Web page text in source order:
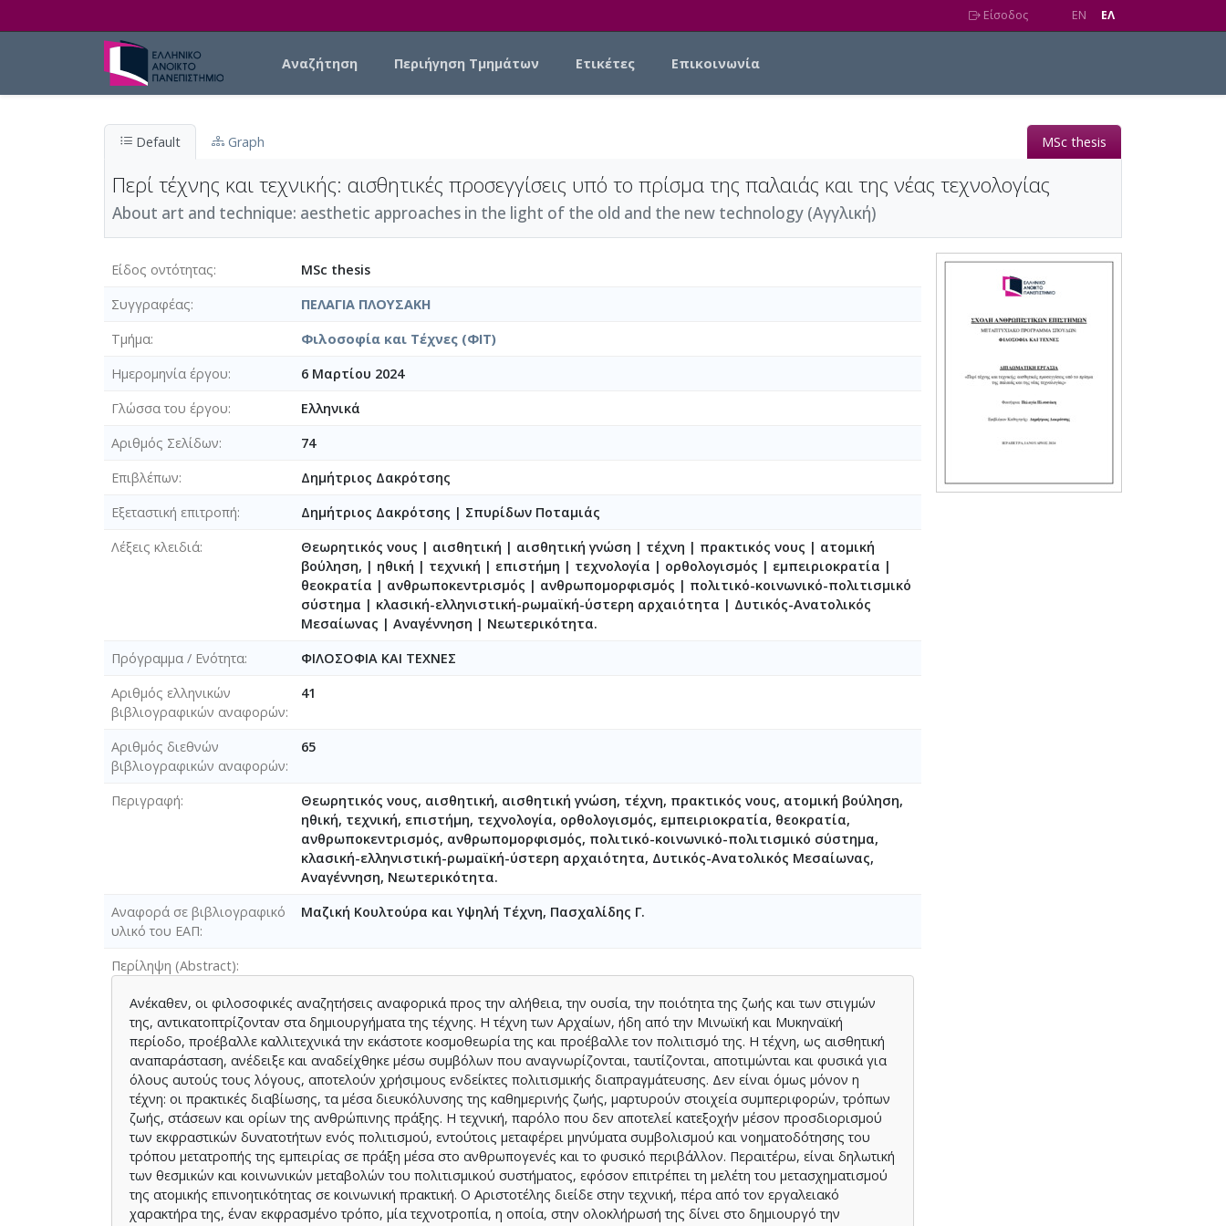
Είσοδος EN EΛ
Αναζήτηση Περιήγηση Τμημάτων Ετικέτες Επικοινωνία
Default Graph MSc thesis
Περί τέχνης και τεχνικής: αισθητικές προσεγγίσεις υπό το πρίσμα της παλαιάς και της νέας τεχνολογίας
About art and technique: aesthetic approaches in the light of the old and the new technology (Αγγλική)
Είδος οντότητας
MSc thesis
Συγγραφέας
ΠΕΛΑΓΙΑ ΠΛΟΥΣΑΚΗ
Τμήμα
Φιλοσοφία και Τέχνες (ΦΙΤ)
Ημερομηνία έργου
6 Μαρτίου 2024
Γλώσσα του έργου
Ελληνικά
Αριθμός Σελίδων
74
Επιβλέπων
Δημήτριος Δακρότσης
Εξεταστική επιτροπή
Δημήτριος Δακρότσης | Σπυρίδων Ποταμιάς
Λέξεις κλειδιά
Θεωρητικός νους | αισθητική | αισθητική γνώση | τέχνη | πρακτικός νους | ατομική
βούληση, | ηθική | τεχνική | επιστήμη | τεχνολογία | ορθολογισμός | εμπειριοκρατία |
θεοκρατία | ανθρωποκεντρισμός | ανθρωπομορφισμός | πολιτικό-κοινωνικό-πολιτισμικό
σύστημα | κλασική-ελληνιστική-ρωμαϊκή-ύστερη αρχαιότητα | Δυτικός-Ανατολικός
Μεσαίωνας | Αναγέννηση | Νεωτερικότητα.
Πρόγραμμα / Ενότητα
ΦΙΛΟΣΟΦΙΑ ΚΑΙ ΤΕΧΝΕΣ
Αριθμός ελληνικών
βιβλιογραφικών αναφορών
41
Αριθμός διεθνών
βιβλιογραφικών αναφορών
65
Περιγραφή
Θεωρητικός νους, αισθητική, αισθητική γνώση, τέχνη, πρακτικός νους, ατομική βούληση,
ηθική, τεχνική, επιστήμη, τεχνολογία, ορθολογισμός, εμπειριοκρατία, θεοκρατία,
ανθρωποκεντρισμός, ανθρωπομορφισμός, πολιτικό-κοινωνικό-πολιτισμικό σύστημα,
κλασική-ελληνιστική-ρωμαϊκή-ύστερη αρχαιότητα, Δυτικός-Ανατολικός Μεσαίωνας,
Αναγέννηση, Νεωτερικότητα.
Αναφορά σε βιβλιογραφικό
υλικό του ΕΑΠ
Μαζική Κουλτούρα και Υψηλή Τέχνη, Πασχαλίδης Γ.
Περίληψη (Abstract)
Ανέκαθεν, οι φιλοσοφικές αναζητήσεις αναφορικά προς την αλήθεια, την ουσία, την ποιότητα της ζωής και των στιγμών
της, αντικατοπτρίζονταν στα δημιουργήματα της τέχνης. Η τέχνη των Αρχαίων, ήδη από την Μινωϊκή και Μυκηναϊκή
περίοδο, προέβαλλε καλλιτεχνικά την εκάστοτε κοσμοθεωρία της και προέβαλλε τον πολιτισμό της. Η τέχνη, ως αισθητική
αναπαράσταση, ανέδειξε και αναδείχθηκε μέσω συμβόλων που αναγνωρίζονται, ταυτίζονται, αποτιμώνται και φυσικά για
όλους αυτούς τους λόγους, αποτελούν χρήσιμους ενδείκτες πολιτισμικής διαπραγμάτευσης. Δεν είναι όμως μόνον η
τέχνη: οι πρακτικές διαβίωσης, τα μέσα διευκόλυνσης της καθημερινής ζωής, μαρτυρούν στοιχεία συμπεριφορών, τρόπων
ζωής, στάσεων και ορίων της ανθρώπινης πράξης. Η τεχνική, παρόλο που δεν αποτελεί κατεξοχήν μέσον προσδιορισμού
των εκφραστικών δυνατοτήτων ενός πολιτισμού, εντούτοις μεταφέρει μηνύματα συμβολισμού και νοηματοδότησης του
τρόπου μετατροπής της εμπειρίας σε πράξη μέσα στο ανθρωπογενές και το φυσικό περιβάλλον. Περαιτέρω, είναι δηλωτική
των θεσμικών και κοινωνικών μεταβολών του πολιτισμικού συστήματος, εφόσον επιτρέπει τη μελέτη του μετασχηματισμού
της ατομικής επινοητικότητας σε κοινωνική πρακτική. Ο Αριστοτέλης διείδε στην τεχνική, πέρα από τον εργαλειακό
χαρακτήρα της, έναν εκφρασμένο τρόπο, μία τεχνοτροπία, η οποία, στην ολοκλήρωσή της δίνει στο δημιουργό την